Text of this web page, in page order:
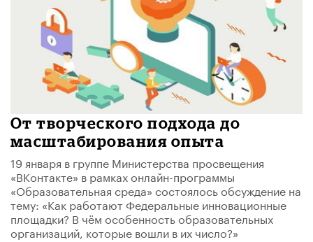
От творческого подхода до
масштабирования опыта
19 января в группе Министерства просвещения
«ВКонтакте» в рамках онлайн-программы
«Образовательная среда» состоялось обсуждение на
тему: «Как работают Федеральные инновационные
площадки? В чём особенность образовательных
организаций, которые вошли в их число?»